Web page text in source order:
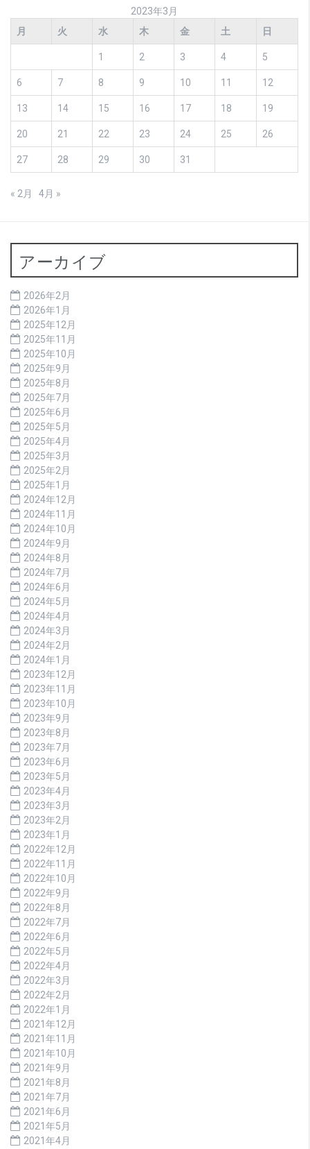
2023年3月
月
火 水 木 金 土 日
1 2 3 4 5
6 7 8 9 10 11 12
13 14 15 16 17 18 19
20 21 22 23 24 25 26
27 28 29 30 31
« 2月 4月 »
アーカイブ
2026年2月
2026年1月
2025年12月
2025年11月
2025年10月
2025年9月
2025年8月
2025年7月
2025年6月
2025年5月
2025年4月
2025年3月
2025年2月
2025年1月
2024年12月
2024年11月
2024年10月
2024年9月
2024年8月
2024年7月
2024年6月
2024年5月
2024年4月
2024年3月
2024年2月
2024年1月
2023年12月
2023年11月
2023年10月
2023年9月
2023年8月
2023年7月
2023年6月
2023年5月
2023年4月
2023年3月
2023年2月
2023年1月
2022年12月
2022年11月
2022年10月
2022年9月
2022年8月
2022年7月
2022年6月
2022年5月
2022年4月
2022年3月
2022年2月
2022年1月
2021年12月
2021年11月
2021年10月
2021年9月
2021年8月
2021年7月
2021年6月
2021年5月
2021年4月